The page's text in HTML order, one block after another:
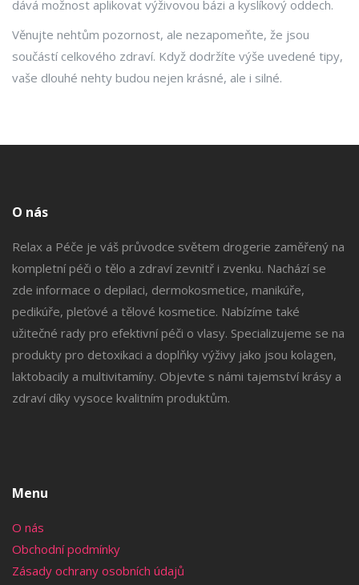
dává možnost aplikovat výživovou bázi a kyslíkový oddech.
Věnujte nehtům pozornost, ale nezapomeňte, že jsou
součástí celkového zdraví. Když dodržíte výše uvedené tipy,
vaše dlouhé nehty budou nejen krásné, ale i silné.
O nás
Relax a Péče je váš průvodce světem drogerie zaměřený na
kompletní péči o tělo a zdraví zevnitř i zvenku. Nachází se
zde informace o depilaci, dermokosmetice, manikúře,
pedikúře, pleťové a tělové kosmetice. Nabízíme také
užitečné rady pro efektivní péči o vlasy. Specializujeme se na
produkty pro detoxikaci a doplňky výživy jako jsou kolagen,
laktobacily a multivitamíny. Objevte s námi tajemství krásy a
zdraví díky vysoce kvalitním produktům.
Menu
O nás
Obchodní podmínky
Zásady ochrany osobních údajů